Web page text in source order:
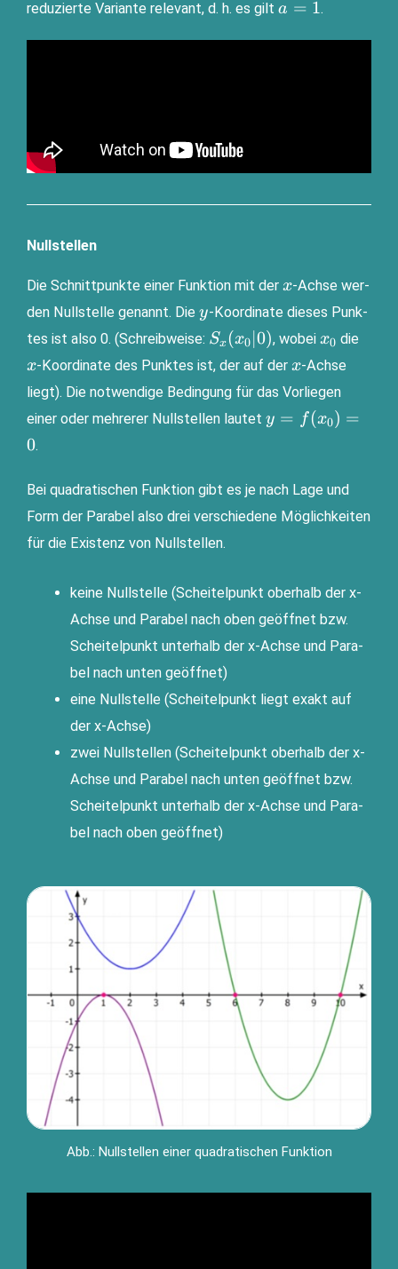
redu­zier­te Vari­an­te rele­vant, d. h. es gilt a=1
a = 1.
Nullstellen
Die Schnitt­punk­te einer Funk­ti­on mit der x
x-Ach­se wer­
den Null­stel­le genannt. Die y
y-Koor­di­na­te die­ses Punk­
tes ist also 0. (Schreib­wei­se: S_x(x_0|0)
Sx (x0 ∣0), wobeix_0
x0 die
x-Koor­di­na­te des Punk­tes ist, der auf der x
x-Ach­se
liegt). Die not­wen­di­ge Bedin­gung für das Vor­lie­gen
einer oder meh­re­rer Null­stel­len lau­tet y=f(x_0)=0
y = f (x0) =
0.
Bei qua­dra­ti­schen Funk­ti­on gibt es je nach Lage und
Form der Para­bel also drei ver­schie­de­ne Mög­lich­kei­ten
für die Exis­tenz von Nullstellen.
kei­ne Null­stel­le (Schei­tel­punkt ober­halb der x-
Ach­se und Para­bel nach oben geöff­net bzw.
Schei­tel­punkt unter­halb derx-Ach­se und Para­
bel nach unten geöffnet)
eine Null­stel­le (Schei­tel­punkt liegt exakt auf
der x-Achse)
zwei Null­stel­len (Schei­tel­punkt ober­halb der x-
Ach­se und Para­bel nach unten geöff­net bzw.
Schei­tel­punkt unter­halb der x-Ach­se und Para­
bel nach oben geöffnet)
Abb.: Null­stel­len einer qua­dra­ti­schen Funktion